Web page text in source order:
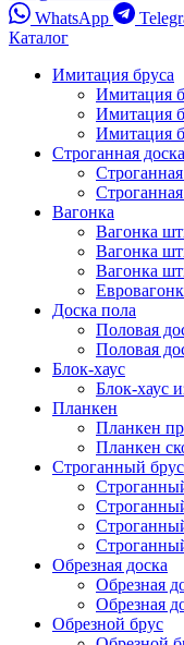
WhatsApp
Каталог
Имитация бруса
Имитация
Имитация
Имитация
Строганная доска
Вагонка
Вагонка
Вагонка
Вагонка
Доска пола
Половая
Половая
Блок-хаус
Блок-хаус
Планкен
Планкен
Планкен
Строганный брус
Обрезная доска
Обрезная
Обрезная
Обрезной брус